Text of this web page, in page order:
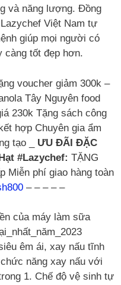
và năng lượng. Đồng
Việt Nam tự
giúp mọi người có
càng tốt đẹp hơn.
voucher giảm 300k –
Tây Nguyên food
230k Tặng sách công
hợp Chuyên gia ẩm
tạo _ ƯU ĐÃI ĐẶC
#Lazychef: TẶNG
Miễn phí giao hàng toàn
– – – – –
của máy làm sữa
êm ái, xay nấu tĩnh
năng xay nấu với
1. Chế độ vệ sinh tự